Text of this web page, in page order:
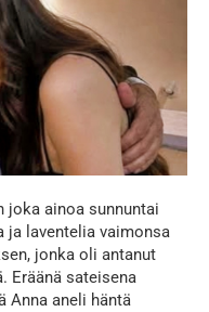
joka ainoa sunnuntai
laventelia vaimonsa
jonka oli antanut
Eräänä sateisena
Anna aneli häntä